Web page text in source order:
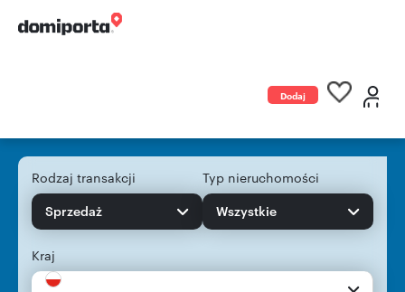
Dodaj
Rodzaj transakcji
Sprzedaż
Typ nieruchomości
Wszystkie
Kraj